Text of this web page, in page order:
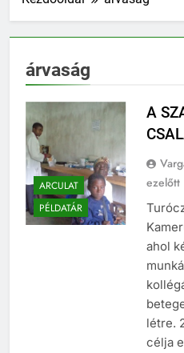
árvaság
ARCULAT
PÉLDATÁR
A
ezelőtt
ahol
létre.
célja